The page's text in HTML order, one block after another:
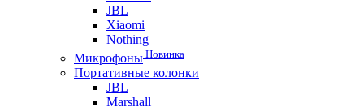
JBL
Xiaomi
Nothing
Микрофоны Новинка
Портативные колонки
JBL
Marshall